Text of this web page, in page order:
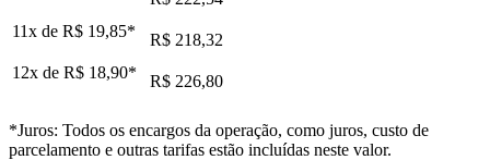
11x de R$ 19,85*
R$ 218,32
12x de R$ 18,90* R$ 226,80
*Juros: Todos os encargos da operação, como juros, custo de
parcelamento e outras tarifas estão incluídas neste valor.